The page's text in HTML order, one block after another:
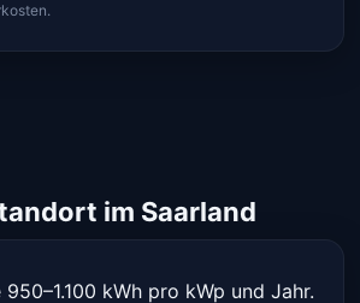
im Saarland
kWh pro kWp und Jahr.